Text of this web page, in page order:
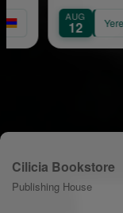
Cilicia Bookstore
Publishing House